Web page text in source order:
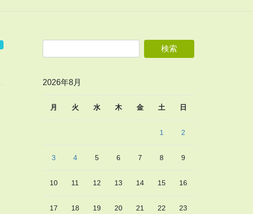
2026年8月
月 火 水 木 金 土 日
1 2
3 4 5 6 7 8 9
10 11 12 13 14 15 16
17 18 19 20 21 22 23